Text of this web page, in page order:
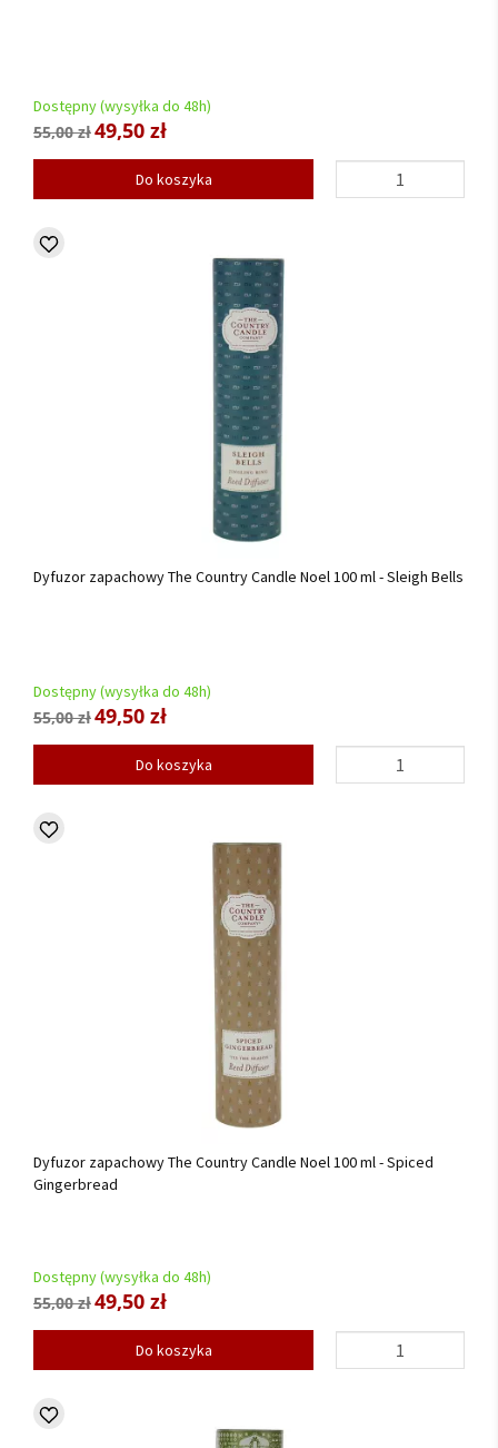
Dostępny (wysyłka do 48h)
55,00 zł49,50 zł
Do koszyka
Dyfuzor zapachowy The Country Candle Noel 100 ml - Sleigh Bells
Dostępny (wysyłka do 48h)
55,00 zł49,50 zł
Do koszyka
Dyfuzor zapachowy The Country Candle Noel 100 ml - Spiced
Gingerbread
Dostępny (wysyłka do 48h)
55,00 zł49,50 zł
Do koszyka